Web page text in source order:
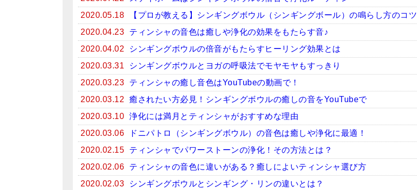
2020.05.18
【プロが教える】シンギングボウル（シンギングボール）の鳴らし方のコツ
2020.04.23
ティンシャの音色は癒しや浄化の効果をもたらす音♪
2020.04.02
シンギングボウルの倍音がもたらすヒーリング効果とは
2020.03.31
シンギングボウルとヨガの呼吸法でモヤモヤもすっきり
2020.03.23
ティンシャの癒し音色はYouTubeの動画で！
2020.03.12
癒されたい方必見！シンギングボウルの癒しの音をYouTubeで
2020.03.10 浄化には満月とティンシャがおすすめな理由
2020.03.06
ドニパトロ（シンギングボウル）の音色は癒しや浄化に最適！
2020.02.15
ティンシャでパワーストーンの浄化！その方法とは？
2020.02.06
ティンシャの音色に違いがある？癒しによいティンシャ選び方
2020.02.03
シンギングボウルとシンギング・リンの違いとは？